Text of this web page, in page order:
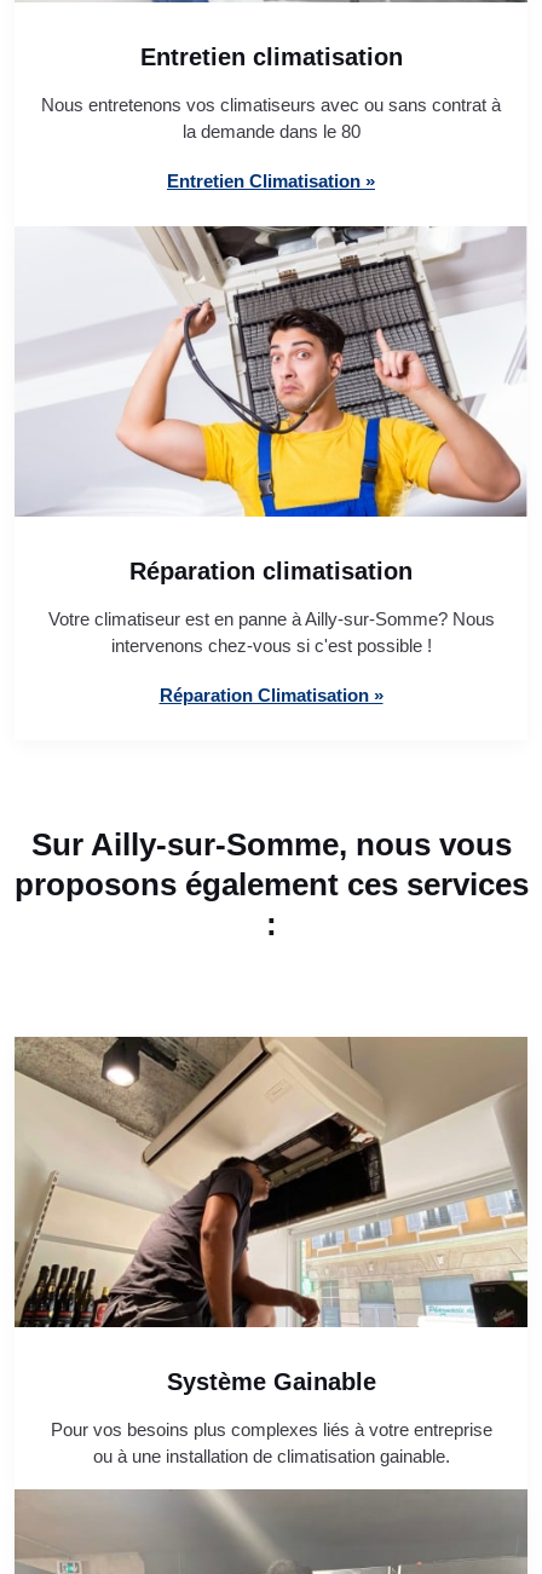
Entretien climatisation
Nous entretenons vos climatiseurs avec ou sans contrat à
la demande dans le 80
Entretien Climatisation »
Réparation climatisation
Votre climatiseur est en panne à Ailly-sur-Somme? Nous
intervenons chez-vous si c'est possible !
Réparation Climatisation »
Sur Ailly-sur-Somme, nous vous
proposons également ces services
:
Système Gainable
Pour vos besoins plus complexes liés à votre entreprise
ou à une installation de climatisation gainable.